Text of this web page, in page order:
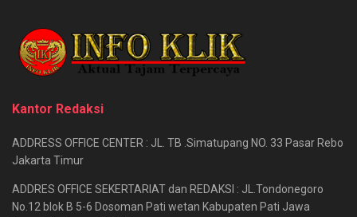
Kantor Redaksi
ADDRESS OFFICE CENTER : JL. TB .Simatupang NO. 33 Pasar Rebo
Jakarta Timur
ADDRES OFFICE SEKERTARIAT dan REDAKSI : JL.Tondonegoro
No.12 blok B 5-6 Dosoman Pati wetan Kabupaten Pati Jawa